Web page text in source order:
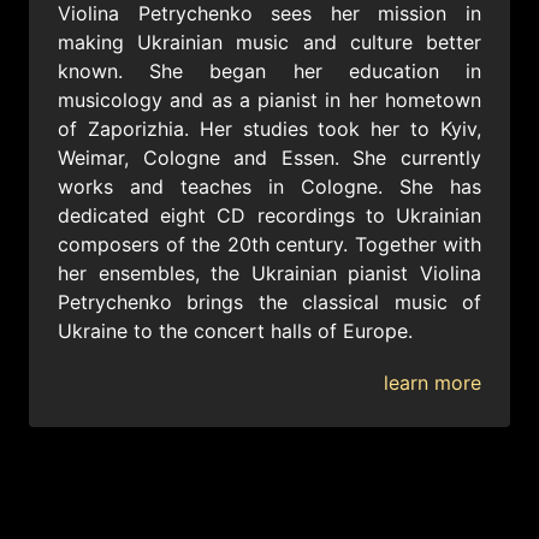
Violina Petrychenko sees her mission in
making Ukrainian music and culture better
known. She began her education in
musicology and as a pianist in her hometown
of Zaporizhia. Her studies took her to Kyiv,
Weimar, Cologne and Essen. She currently
works and teaches in Cologne. She has
dedicated eight CD recordings to Ukrainian
composers of the 20th century. Together with
her ensembles, the Ukrainian pianist Violina
Petrychenko brings the classical music of
Ukraine to the concert halls of Europe.
learn more